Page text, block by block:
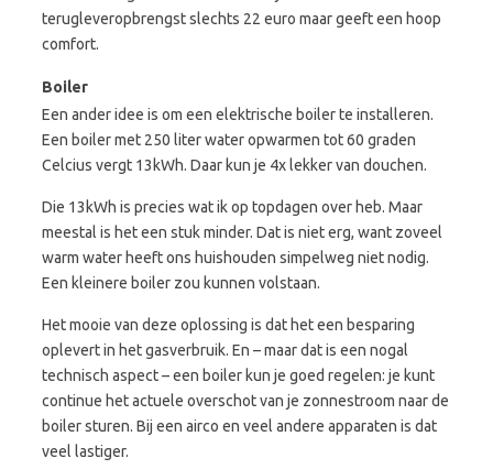
terugleveropbrengst slechts 22 euro maar geeft een hoop
comfort.
Boiler
Een ander idee is om een elektrische boiler te installeren.
Een boiler met 250 liter water opwarmen tot 60 graden
Celcius vergt 13kWh. Daar kun je 4x lekker van douchen.
Die 13kWh is precies wat ik op topdagen over heb. Maar
meestal is het een stuk minder. Dat is niet erg, want zoveel
warm water heeft ons huishouden simpelweg niet nodig.
Een kleinere boiler zou kunnen volstaan.
Het mooie van deze oplossing is dat het een besparing
oplevert in het gasverbruik. En – maar dat is een nogal
technisch aspect – een boiler kun je goed regelen: je kunt
continue het actuele overschot van je zonnestroom naar de
boiler sturen. Bij een airco en veel andere apparaten is dat
veel lastiger.